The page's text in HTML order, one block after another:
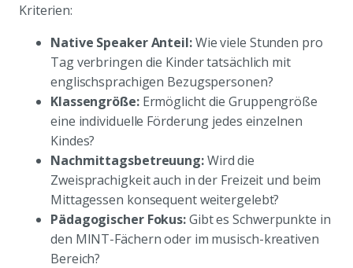
Kriterien:
Native Speaker Anteil:Wie viele Stunden pro
Tag verbringen die Kinder tatsächlich mit
englischsprachigen Bezugspersonen?
Klassengröße:Ermöglicht die Gruppengröße
eine individuelle Förderung jedes einzelnen
Kindes?
Nachmittagsbetreuung:Wird die
Zweisprachigkeit auch in der Freizeit und beim
Mittagessen konsequent weitergelebt?
Pädagogischer Fokus:Gibt es Schwerpunkte in
den MINT-Fächern oder im musisch-kreativen
Bereich?